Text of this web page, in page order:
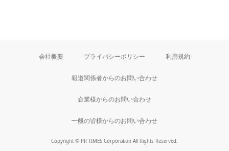
会社概要 プライバシーポリシー 利用規約
報道関係者からのお問い合わせ
企業様からのお問い合わせ
一般の皆様からのお問い合わせ
Copyright © PR TIMES Corporation All Rights Reserved.